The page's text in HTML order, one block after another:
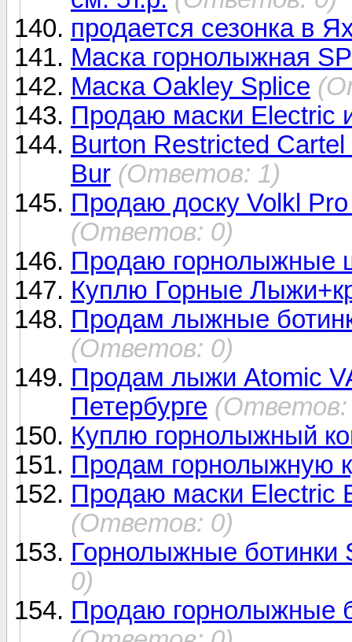
продается сезонка в
Маска горнолыжная
Маска Oakley Splice
Продаю маски Electric
Burton Restricted
Bur (Ответов: 1)
Продаю доску Volkl
(Ответов: 0)
Продаю горнолыжные
Куплю Горные
Продам лыжные
(Ответов: 0)
Продам лыжи Atomic
Петербурге (Ответов:
Куплю горнолыжный
Продам горнолыжную
Продаю маски Electric
(Ответов: 0)
Горнолыжные ботинки
0)
Продаю горнолыжные